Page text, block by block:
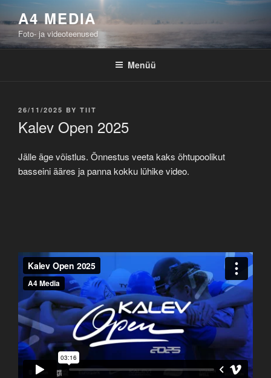
Liigu
sisu
juurde
A4 MEDIA
Foto- ja videoteenused
Menüü
POSTED
26/11/2025 BY TIIT
Kalev Open 2025
Jälle äge võistlus. Õnnestus veeta kaks õhtupoolikut
basseini ääres ja panna kokku lühike video.